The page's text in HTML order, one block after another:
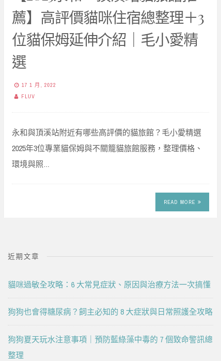
薦】高評價貓咪住宿總整理＋3
位貓保姆延伸介紹｜毛小愛精
選
17 1 月, 2022
FLUV
永和與頂溪站附近有哪些高評價的貓旅館？毛小愛精選
2025年3位專業貓保姆與不關籠貓旅館服務，整理價格、
環境與照…
READ MORE
近期文章
貓咪過敏全攻略：6 大常見症狀、原因與治療方法一次搞懂
狗狗也會得糖尿病？飼主必知的 8 大症狀與日常照護全攻略
狗狗夏天玩水注意事項｜預防藍綠藻中毒的 7 個致命警訊總
整理